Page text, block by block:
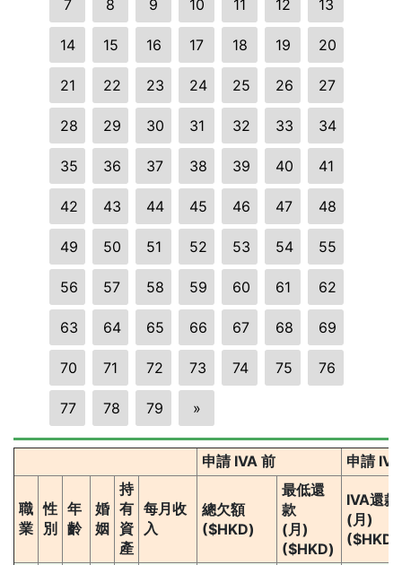
7 8 9 10 11 12 13
14 15 16 17 18 19 20
21 22 23 24 25 26 27
28 29 30 31 32 33 34
35 36 37 38 39 40 41
42 43 44 45 46 47 48
49 50 51 52 53 54 55
56 57 58 59 60 61 62
63 64 65 66 67 68 69
70 71 72 73 74 75 76
77 78 79 »
申請 IVA 前 申請
職
業
性
別
年
齡
婚
姻
持
有
資
產
每月收
入
總欠額
($HKD)
最低還
款
(月)
($HKD)
IVA還款
(月)
($HKD)